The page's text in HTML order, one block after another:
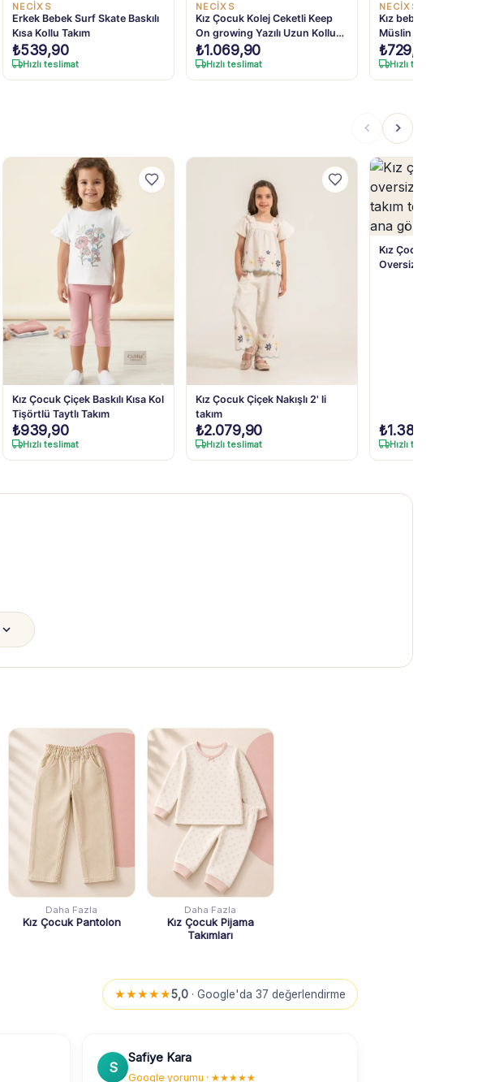
NECİXS
Erkek Bebek Surf Skate Baskılı
Kısa Kollu Takım
₺539,90
Hızlı teslimat
NECİXS
Kız Çocuk Kolej Ceketli Keep
On growing Yazılı Uzun Kollu
sweat Pantolon Takım
₺1.069,90
Hızlı teslimat
NECİXS
Kız bebek Bebe
Müslin Kumaş
₺729,90
Hızlı teslimat
Kız Çocuk Çiçek Baskılı Kısa Kol
Tişörtlü Taytlı Takım
₺939,90
Hızlı teslimat
Kız Çocuk Çiçek Nakışlı 2' li
takım
₺2.079,90
Hızlı teslimat
Kız Çocuk Çiçek
Oversize Tişört ve
₺1.389,90
Hızlı teslimat
Daha Fazla
Kız Çocuk Pantolon
Daha Fazla
Kız Çocuk Pijama
Takımları
★★★★★5,0 · Google'da 37 değerlendirme
S
Safiye Kara
Google yorumu · ★★★★★